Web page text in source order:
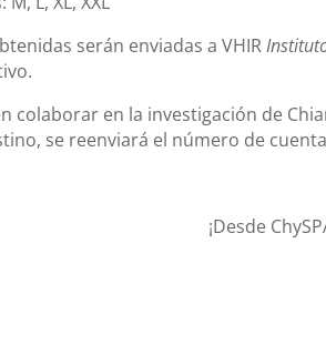
serán enviadas a VHIR
colaborar en la investigación de
se reenviará el número de
¡Desde